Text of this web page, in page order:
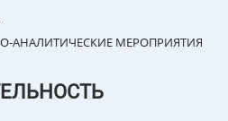
АНАЛИТИЧЕСКИЕ МЕРОПРИЯТИЯ